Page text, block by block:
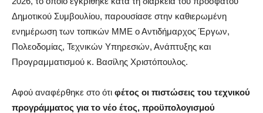
Δημοτικού Συμβουλίου, παρουσίασε στην καθιερωμένη
ενημέρωση των τοπικών ΜΜΕ ο Αντιδήμαρχος Έργων,
Πολεοδομίας, Τεχνικών Υπηρεσιών, Ανάπτυξης και
Προγραμματισμού κ. Βασίλης Χριστόπουλος.
Αφού αναφέρθηκε στο ότι φέτος οι πιστώσεις του τεχνικού
προγράμματος για το νέο έτος, προϋπολογισμού